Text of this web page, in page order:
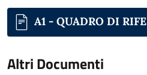
A1 - QUADRO DI
Altri Documenti